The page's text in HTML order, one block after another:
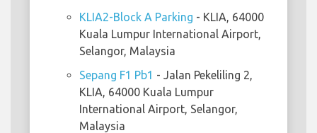
KLIA2-Block A Parking - KLIA, 64000
Kuala Lumpur International Airport,
Selangor, Malaysia
Sepang F1 Pb1 - Jalan Pekeliling 2,
KLIA, 64000 Kuala Lumpur
International Airport, Selangor,
Malaysia